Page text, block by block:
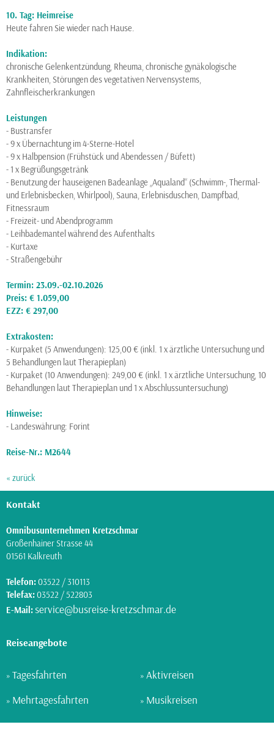
10. Tag: Heimreise
Heute fahren Sie wieder nach Hause.
Indikation:
chronische Gelenkentzündung, Rheuma, chronische gynäkologische
Krankheiten, Störungen des vegetativen Nervensystems,
Zahnfleischerkrankungen
Leistungen
- Bustransfer
- 9 x Übernachtung im 4-Sterne-Hotel
- 9 x Halbpension (Frühstück und Abendessen / Büfett)
- 1 x Begrüßungsgetränk
- Benutzung der hauseigenen Badeanlage „Aqualand“ (Schwimm-, Thermal-
und Erlebnisbecken, Whirlpool), Sauna, Erlebnisduschen, Dampfbad,
Fitnessraum
- Freizeit- und Abendprogramm
- Leihbademantel während des Aufenthalts
- Kurtaxe
- Straßengebühr
Termin: 23.09.-02.10.2026
Preis: € 1.059,00
EZZ: € 297,00
Extrakosten:
- Kurpaket (5 Anwendungen): 125,00 € (inkl. 1 x ärztliche Untersuchung und
5 Behandlungen laut Therapieplan)
- Kurpaket (10 Anwendungen): 249,00 € (inkl. 1 x ärztliche Untersuchung, 10
Behandlungen laut Therapieplan und 1 x Abschlussuntersuchung)
Hinweise:
- Landeswährung: Forint
Reise-Nr.: M2644
« zurück
Kontakt
Omnibusunternehmen Kretzschmar
Großenhainer Strasse 44
01561 Kalkreuth
Telefon:03522 / 310113
Telefax:03522 / 522803
E-Mail:service@busreise-kretzschmar.de
Reiseangebote
» Tagesfahrten
» Mehrtagesfahrten
»Schiffsreisen
» Aktivreisen
» Musikreisen
»Kurreisen